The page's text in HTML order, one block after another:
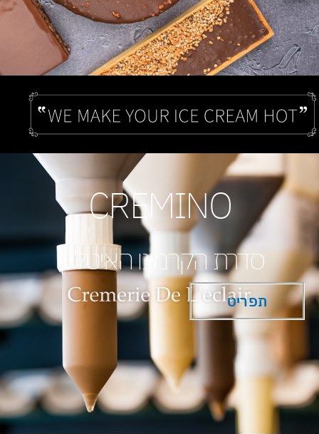
CREMINO
סדרת הקרמינו האיטלקי
תפריט